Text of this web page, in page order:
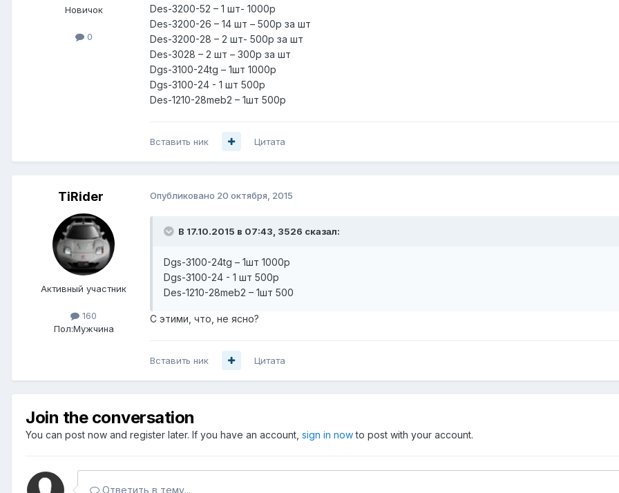
Новичок
0
Des-3200-52 – 1 шт- 1000р
Des-3200-26 – 14 шт – 500р за шт
Des-3200-28 – 2 шт- 500р за шт
Des-3028 – 2 шт – 300р за шт
Dgs-3100-24tg – 1шт 1000р
Dgs-3100-24 - 1 шт 500р
Des-1210-28meb2 – 1шт 500р
Вставить ник Цитата
TiRider
Активный участник
160
Пол:Мужчина
Опубликовано 20 октября, 2015
В 17.10.2015 в 07:43, 3526 сказал:
Dgs-3100-24tg – 1шт 1000р
Dgs-3100-24 - 1 шт 500р
Des-1210-28meb2 – 1шт 500
С этими, что, не ясно?
Вставить ник Цитата
Join the conversation
You can post now and register later. If you have an account, sign in nowto post with your account.
Ответить в тему...